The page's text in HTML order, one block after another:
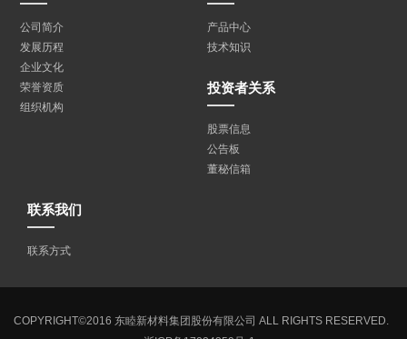
公司简介
发展历程
企业文化
荣誉资质
组织机构
产品中心
技术知识
投资者关系
股票信息
公告板
董秘信箱
联系我们
联系方式
COPYRIGHT©2016 东睦新材料集团股份有限公司 ALL RIGHTS RESERVED.